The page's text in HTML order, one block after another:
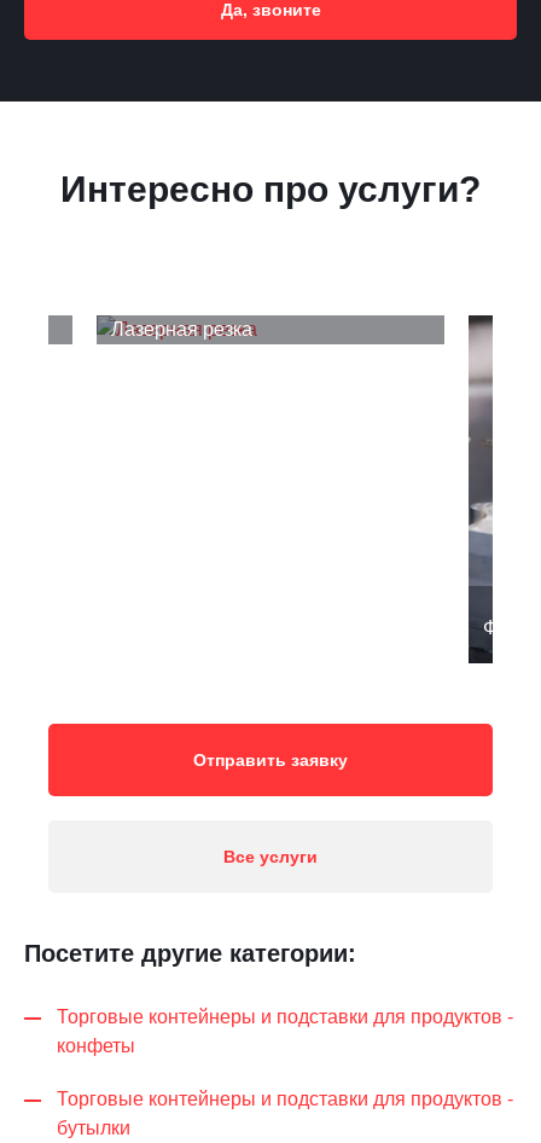
Да, звоните
Интересно про услуги?
Лазерная резка
Отправить заявку
Все услуги
Посетите другие категории:
Торговые контейнеры и подставки для продуктов -
конфеты
Торговые контейнеры и подставки для продуктов -
бутылки